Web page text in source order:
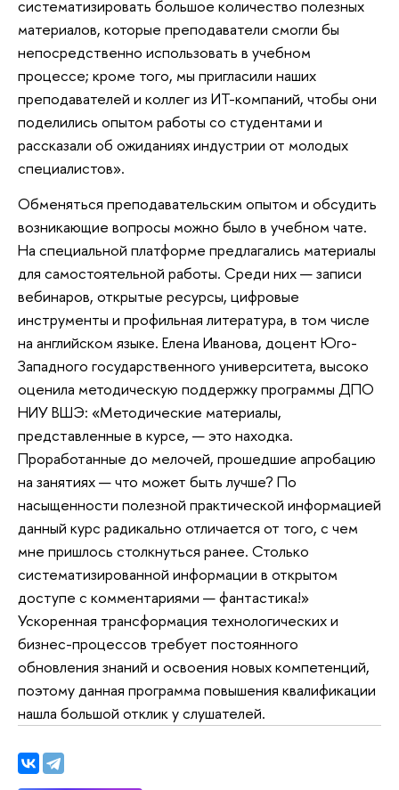
систематизировать большое количество полезных
материалов, которые преподаватели смогли бы
непосредственно использовать в учебном
процессе; кроме того, мы пригласили наших
преподавателей и коллег из ИТ-компаний, чтобы они
поделились опытом работы со студентами и
рассказали об ожиданиях индустрии от молодых
специалистов».
Обменяться преподавательским опытом и обсудить
возникающие вопросы можно было в учебном чате.
На специальной платформе предлагались материалы
для самостоятельной работы. Среди них — записи
вебинаров, открытые ресурсы, цифровые
инструменты и профильная литература, в том числе
на английском языке. Елена Иванова, доцент Юго-
Западного государственного университета, высоко
оценила методическую поддержку программы ДПО
НИУ ВШЭ: «Методические материалы,
представленные в курсе, — это находка.
Проработанные до мелочей, прошедшие апробацию
на занятиях — что может быть лучше? По
насыщенности полезной практической информацией
данный курс радикально отличается от того, с чем
мне пришлось столкнуться ранее. Столько
систематизированной информации в открытом
доступе с комментариями — фантастика!»
Ускоренная трансформация технологических и
бизнес-процессов требует постоянного
обновления знаний и освоения новых компетенций,
поэтому данная программа повышения квалификации
нашла большой отклик у слушателей.